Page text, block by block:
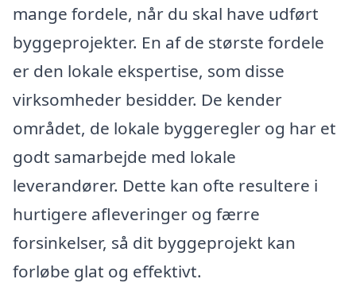
mange fordele, når du skal have udført
byggeprojekter. En af de største fordele
er den lokale ekspertise, som disse
virksomheder besidder. De kender
området, de lokale byggeregler og har et
godt samarbejde med lokale
leverandører. Dette kan ofte resultere i
hurtigere afleveringer og færre
forsinkelser, så dit byggeprojekt kan
forløbe glat og effektivt.